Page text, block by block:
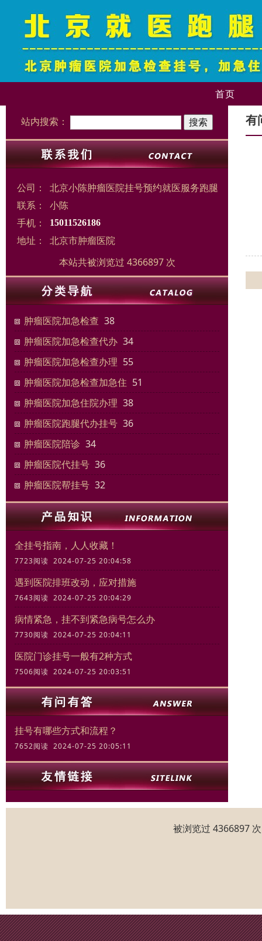
首页
站内搜索：
公司：
北京小陈肿瘤医院挂号预约就医服务跑腿
联系：
小陈
手机：
15011526186
地址：
北京市肿瘤医院
本站共被浏览过 4366897 次
肿瘤医院加急检查 38
肿瘤医院加急检查代办 34
肿瘤医院加急检查办理 55
肿瘤医院加急检查加急住 51
肿瘤医院加急住院办理 38
肿瘤医院跑腿代办挂号 36
肿瘤医院陪诊 34
肿瘤医院代挂号 36
肿瘤医院帮挂号 32
全挂号指南，人人收藏！
7723阅读 2024-07-25 20:04:58
遇到医院排班改动，应对措施
7643阅读 2024-07-25 20:04:29
病情紧急，挂不到紧急病号怎么办
7730阅读 2024-07-25 20:04:11
医院门诊挂号一般有2种方式
7506阅读 2024-07-25 20:03:51
挂号有哪些方式和流程？
7652阅读 2024-07-25 20:05:11
有
被浏览过 4366897